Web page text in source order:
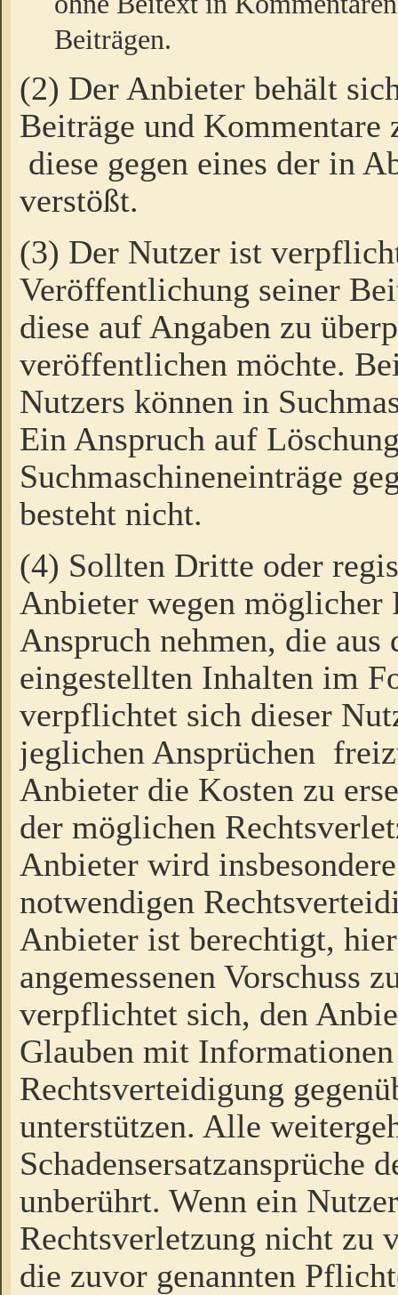
Beiträgen.
(2) Der Anbieter behält
Beiträge und Kommentare
diese gegen eines der in
verstößt.
(3) Der Nutzer ist
Veröffentlichung seiner
diese auf Angaben zu
veröffentlichen möchte.
Nutzers können in
Ein Anspruch auf
Suchmaschineneinträge
besteht nicht.
(4) Sollten Dritte oder
Anbieter wegen möglicher
Anspruch nehmen, die
eingestellten Inhalten im
verpflichtet sich dieser
jeglichen Ansprüchen
Anbieter die Kosten zu
der möglichen
Anbieter wird
notwendigen
Anbieter ist berechtigt,
angemessenen Vorschuss
verpflichtet sich, den
Glauben mit
Rechtsverteidigung
unterstützen. Alle
Schadensersatzansprüche
unberührt. Wenn ein
Rechtsverletzung nicht zu
die zuvor genannten